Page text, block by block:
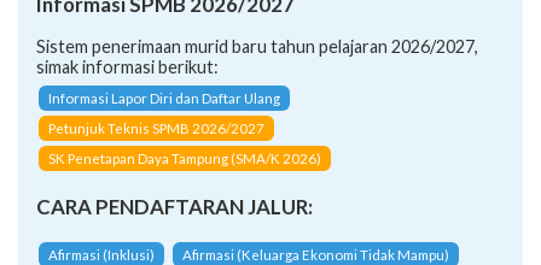
Sistem penerimaan murid baru tahun pelajaran 2026/2027,
simak informasi berikut:
Informasi Lapor Diri dan Daftar Ulang
Petunjuk Teknis SPMB 2026/2027
SK Penetapan Daya Tampung (SMA/K 2026)
CARA PENDAFTARAN JALUR:
Afirmasi (Inklusi)
Afirmasi (Keluarga Ekonomi Tidak Mampu)